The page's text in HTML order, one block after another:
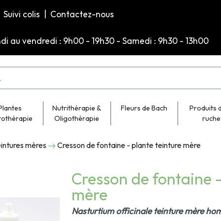
Suivi colis Contactez-nous
au vendredi : 9h00 - 19h30 - Samedi : 9h30 - 13h00
Nutrithérapie &
Oligothérapie
Fleurs de Bach
Produits
ruche
mères Cresson de fontaine - plante teinture mère
Cresson de fontaine
mère
Nasturtium officinale teinture mère